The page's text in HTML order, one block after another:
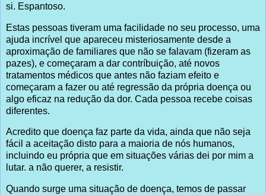
si. Espantoso.
Estas pessoas tiveram uma facilidade no seu processo, uma
ajuda incrível que apareceu misteriosamente desde a
aproximação de familiares que não se falavam (fizeram as
pazes), e começaram a dar contríbuição, até novos
tratamentos médicos que antes não faziam efeito e
começaram a fazer ou até regressão da própria doença ou
algo eficaz na redução da dor. Cada pessoa recebe coisas
diferentes.
Acredito que doença faz parte da vida, ainda que não seja
fácil a aceitação disto para a maioria de nós humanos,
incluindo eu própria que em situações várias dei por mim a
lutar. a não querer, a resistir.
Quando surge uma situação de doença, temos de passar